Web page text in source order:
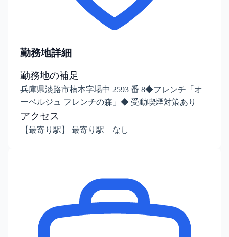
勤務地詳細
勤務地の補足
兵庫県淡路市楠本字場中 2593 番 8◆フレンチ「オ
ーベルジュ フレンチの森」◆ 受動喫煙対策あり
アクセス
【最寄り駅】 最寄り駅 なし